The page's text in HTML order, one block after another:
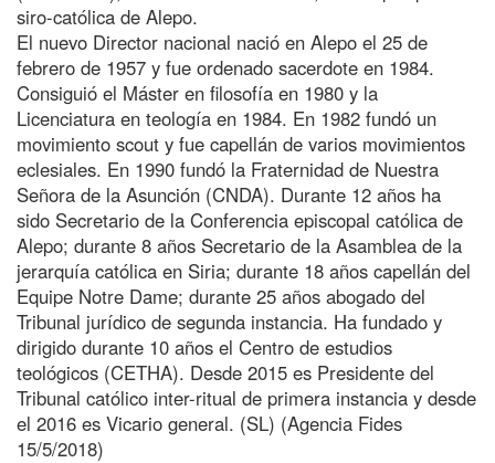
siro-católica de Alepo.
El nuevo Director nacional nació en Alepo el 25 de
febrero de 1957 y fue ordenado sacerdote en 1984.
Consiguió el Máster en filosofía en 1980 y la
Licenciatura en teología en 1984. En 1982 fundó un
movimiento scout y fue capellán de varios movimientos
eclesiales. En 1990 fundó la Fraternidad de Nuestra
Señora de la Asunción (CNDA). Durante 12 años ha
sido Secretario de la Conferencia episcopal católica de
Alepo; durante 8 años Secretario de la Asamblea de la
jerarquía católica en Siria; durante 18 años capellán del
Equipe Notre Dame; durante 25 años abogado del
Tribunal jurídico de segunda instancia. Ha fundado y
dirigido durante 10 años el Centro de estudios
teológicos (CETHA). Desde 2015 es Presidente del
Tribunal católico inter-ritual de primera instancia y desde
el 2016 es Vicario general. (SL) (Agencia Fides
15/5/2018)